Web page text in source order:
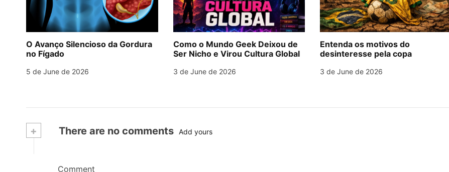
O Avanço Silencioso da Gordura
no Fígado
5 de June de 2026
Como o Mundo Geek Deixou de
Ser Nicho e Virou Cultura Global
3 de June de 2026
Entenda os motivos do
desinteresse pela copa
3 de June de 2026
+ There are no comments Add yours
Comment